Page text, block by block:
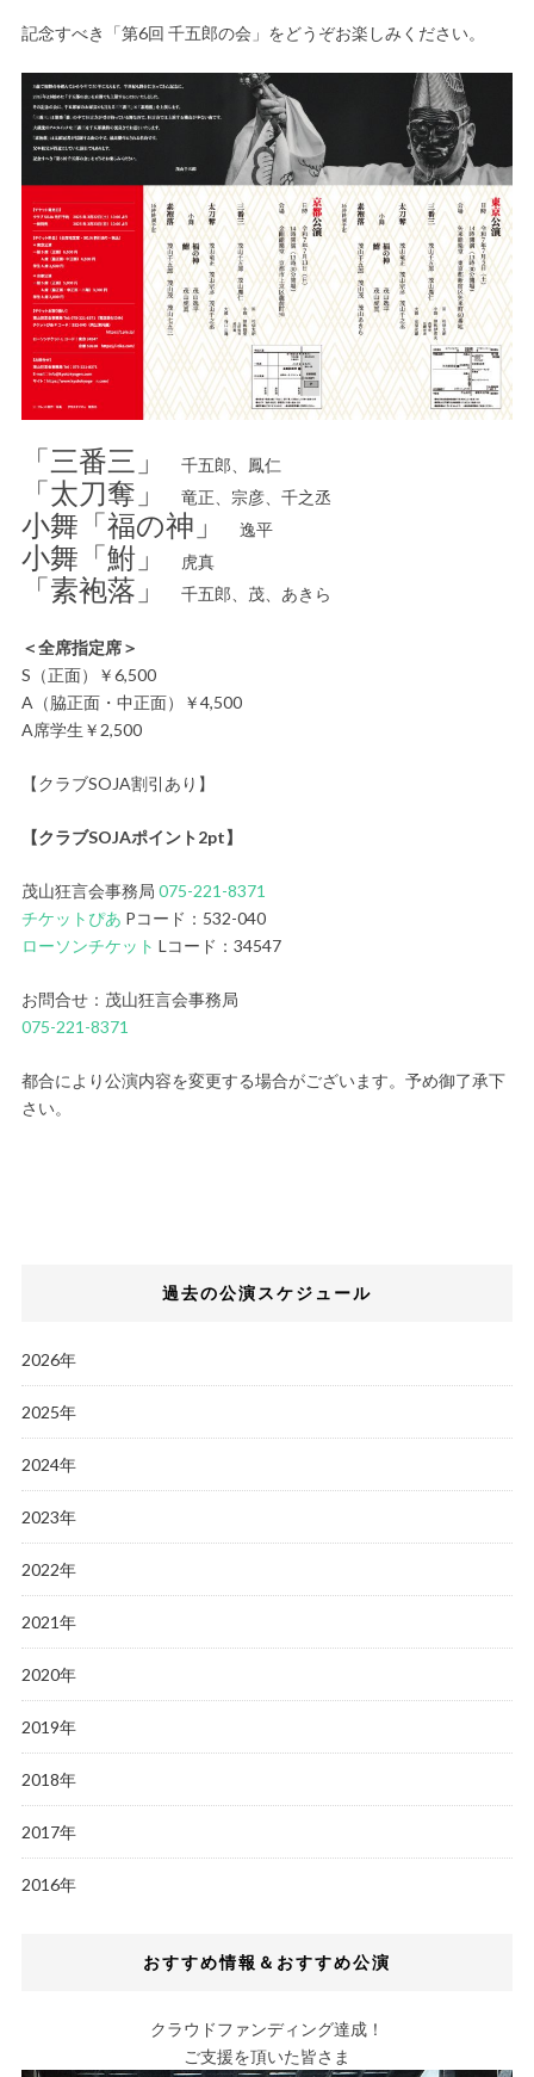
記念すべき「第6回 千五郎の会」をどうぞお楽しみください。
「三番三」 千五郎、鳳仁
「太刀奪」 竜正、宗彦、千之丞
小舞「福の神」 逸平
小舞「鮒」 虎真
「素袍落」 千五郎、茂、あきら
＜全席指定席＞
S（正面）￥6,500
A（脇正面・中正面）￥4,500
A席学生￥2,500
【クラブSOJA割引あり】
【クラブSOJAポイント2pt】
茂山狂言会事務局 075-221-8371
チケットぴあ Pコード：532-040
ローソンチケット Lコード：34547
お問合せ：茂山狂言会事務局
075-221-8371
都合により公演内容を変更する場合がございます。予め御了承下
さい。
過去の公演スケジュール
2026年
2025年
2024年
2023年
2022年
2021年
2020年
2019年
2018年
2017年
2016年
おすすめ情報＆おすすめ公演
クラウドファンディング達成！
ご支援を頂いた皆さま